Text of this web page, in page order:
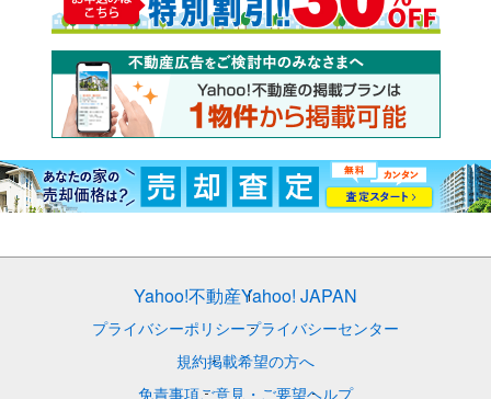
Yahoo!不動産Yahoo! JAPAN
プライバシーポリシープライバシーセンター
規約掲載希望の方へ
免責事項ご意見・ご要望ヘルプ